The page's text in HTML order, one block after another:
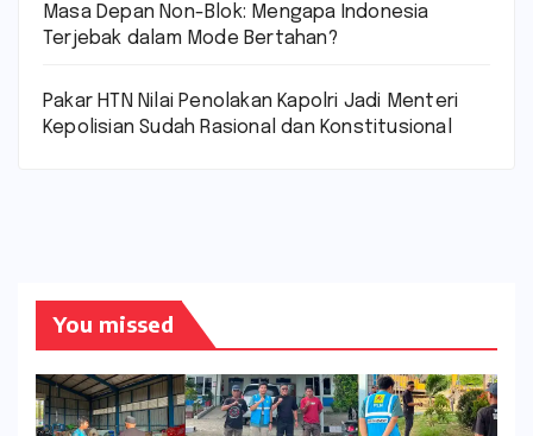
Masa Depan Non-Blok: Mengapa Indonesia
Terjebak dalam Mode Bertahan?
Pakar HTN Nilai Penolakan Kapolri Jadi Menteri
Kepolisian Sudah Rasional dan Konstitusional
You missed